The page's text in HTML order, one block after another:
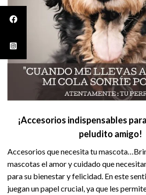
¡Accesorios indispensables
peludito amigo!
Accesorios que necesita tu
mascotas el amor y cuidado que
para su bienestar y felicidad. En este
juegan un papel crucial, ya que les